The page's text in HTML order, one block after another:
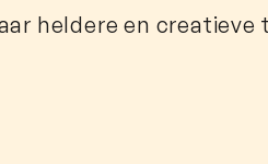
heldere en creatieve